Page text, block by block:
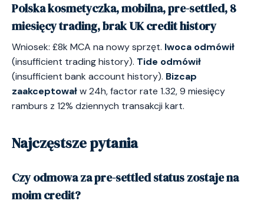
Polska kosmetyczka, mobilna, pre-settled, 8
miesięcy trading, brak UK credit history
Wniosek: £8k MCA na nowy sprzęt. Iwoca odmówił
(insufficient trading history). Tide odmówił
(insufficient bank account history). Bizcap
zaakceptowałw 24h, factor rate 1.32, 9 miesięcy
ramburs z 12% dziennych transakcji kart.
Najczęstsze pytania
Czy odmowa za pre-settled status zostaje na
moim credit?